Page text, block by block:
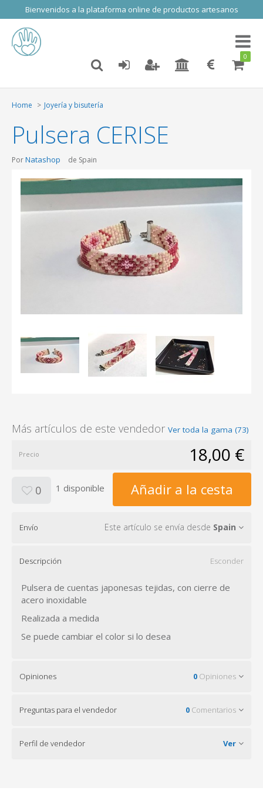
Bienvenidos a la plataforma online de productos artesanos
Toggle
0
Home Joyería y bisutería
Pulsera CERISE
PorNatashop de Spain
Más artículos de este vendedor Ver toda la gama (73)
Precio 18,00 €
0 1 disponible Añadir a la cesta
Envío Este artículo se envía desde Spain
Descripción Esconder
Pulsera de cuentas japonesas tejidas, con cierre de
acero inoxidable
Realizada a medida
Se puede cambiar el color si lo desea
Opiniones 0 Opiniones
Preguntas para el vendedor 0 Comentarios
Perfil de vendedor Ver